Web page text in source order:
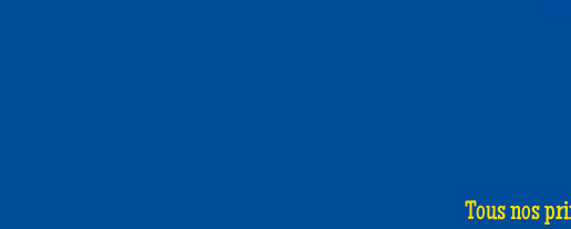
Tous nos